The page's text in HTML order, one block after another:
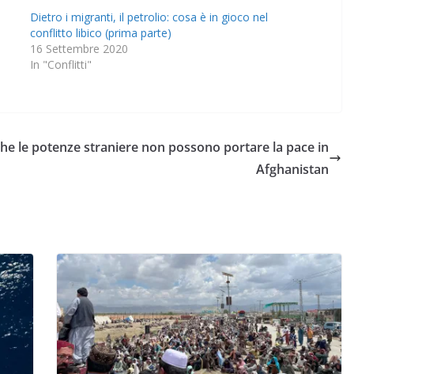
Dietro i migranti, il petrolio: cosa è in gioco nel
conflitto libico (prima parte)
16 Settembre 2020
In "Conflitti"
le potenze straniere non possono portare la pace in
Afghanistan